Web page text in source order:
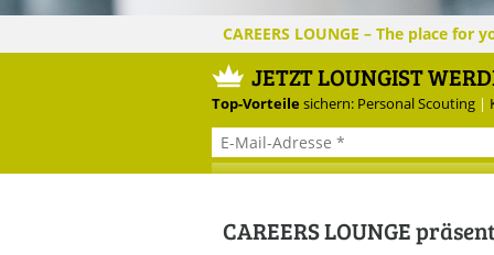
CAREERS LOUNGESUCCESS STORIES
Wunschmitarbeiter
Welche Persönlichkeiten sind
Weg zu neuen Karrierezielen?
CAREERS LOUNGE – The place for
JETZT LOUNGIST
Top-Vorteile sichern: Personal Scouting |
CAREERS LOUNGE